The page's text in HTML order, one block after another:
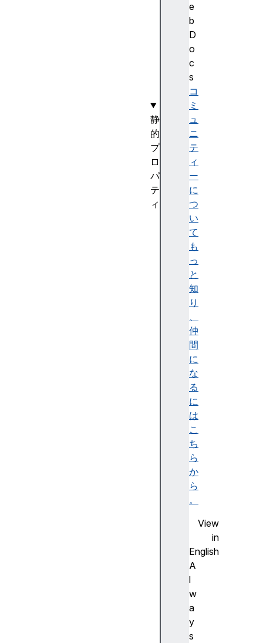
e
b
D
o
c
s
コ
ミ
ュ
ニ
テ
ィ
ー
に
つ
い
て
も
っ
と
知
り
、
仲
間
に
な
る
に
は
こ
ち
ら
か
ら
。
View
in
English
A
l
w
a
y
s
静
的
プ
ロ
パ
テ
ィ